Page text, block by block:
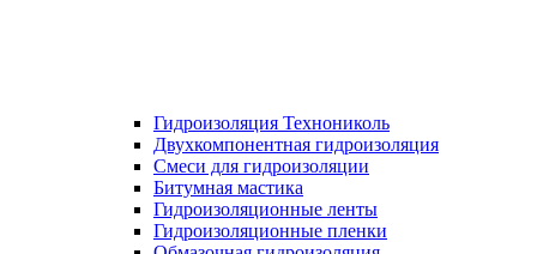
Гидроизоляция Технониколь
Двухкомпонентная гидроизоляция
Смеси для гидроизоляции
Битумная мастика
Гидроизоляционные ленты
Гидроизоляционные пленки